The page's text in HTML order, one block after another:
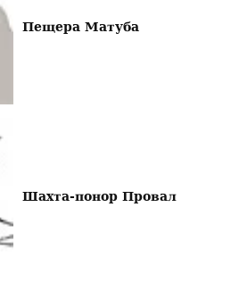
Пещера Матуба
Шахта-понор Провал